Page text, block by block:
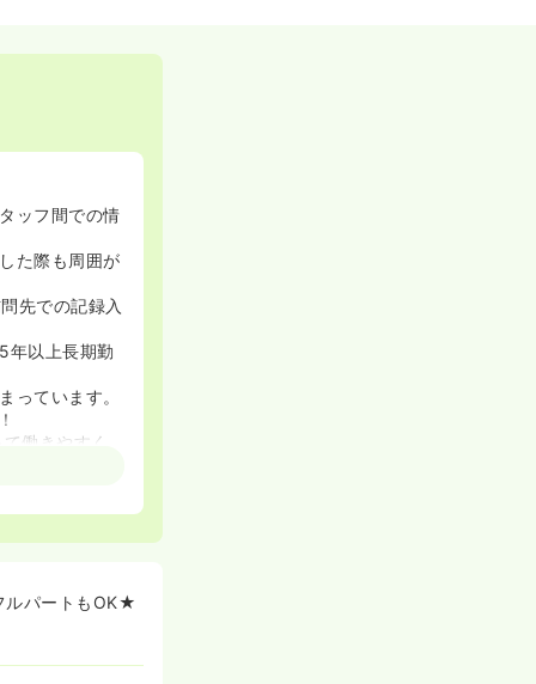
ッフ間での情
た際も周囲が
先での記録入
年以上長期勤
っています。
働きやすく
し合えるチ
験の方も大歓
ルパートもOK★